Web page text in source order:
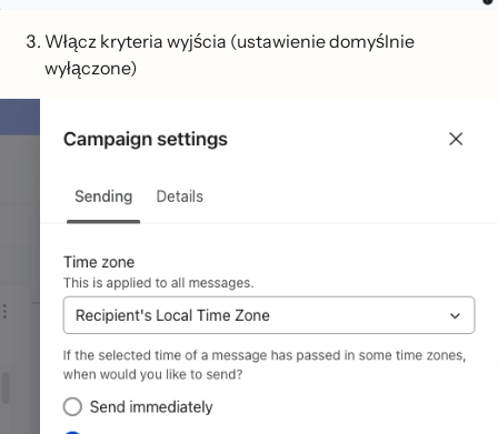
Włącz kryteria wyjścia (ustawienie domyślnie
wyłączone)